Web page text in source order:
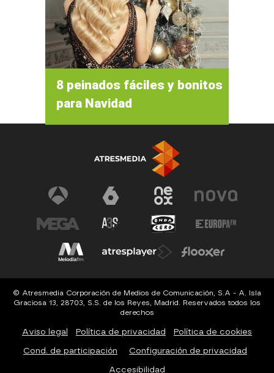
8 peinados fáciles y bonitos
para Navidad
© Atresmedia Corporación de Medios de Comunicación, S.A - A. Isla
Graciosa 13, 28703, S.S. de los Reyes, Madrid. Reservados todos los
derechos
Aviso legal Política de privacidad Política de cookies
Cond. de participación Configuración de privacidad
Accesibilidad